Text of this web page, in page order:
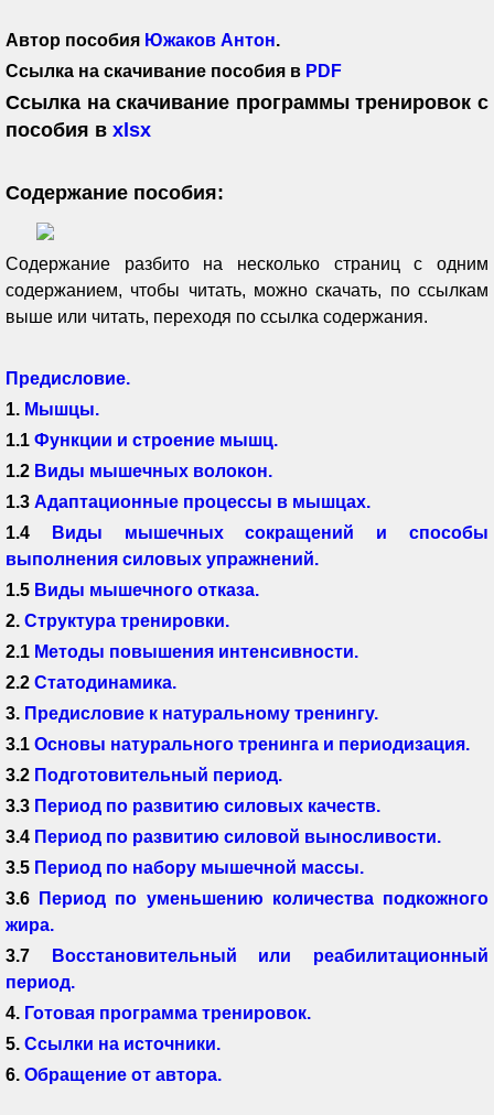
Автор пособия Южаков Антон.
Ссылка на скачивание пособия в PDF
Ссылка на скачивание программы тренировок с
пособия в xlsx
Содержание пособия:
Содержание разбито на несколько страниц с одним
содержанием, чтобы читать, можно скачать, по ссылкам
выше или читать, переходя по ссылка содержания.
Предисловие.
1. Мышцы.
1.1 Функции и строение мышц.
1.2 Виды мышечных волокон.
1.3 Адаптационные процессы в мышцах.
1.4
Виды мышечных сокращений и способы
выполнения силовых упражнений.
1.5 Виды мышечного отказа.
2. Структура тренировки.
2.1 Методы повышения интенсивности.
2.2 Статодинамика.
3. Предисловие к натуральному тренингу.
3.1 Основы натурального тренинга и периодизация.
3.2 Подготовительный период.
3.3 Период по развитию силовых качеств.
3.4 Период по развитию силовой выносливости.
3.5 Период по набору мышечной массы.
3.6
Период по уменьшению количества подкожного
жира.
3.7
Восстановительный или реабилитационный
период.
4. Готовая программа тренировок.
5. Ссылки на источники.
6. Обращение от автора.